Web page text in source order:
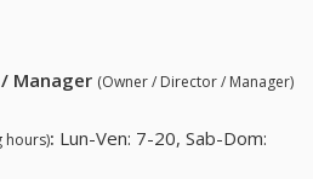
Manager (Owner / Director / Manager)
hours): Lun-Ven: 7-20, Sab-Dom: